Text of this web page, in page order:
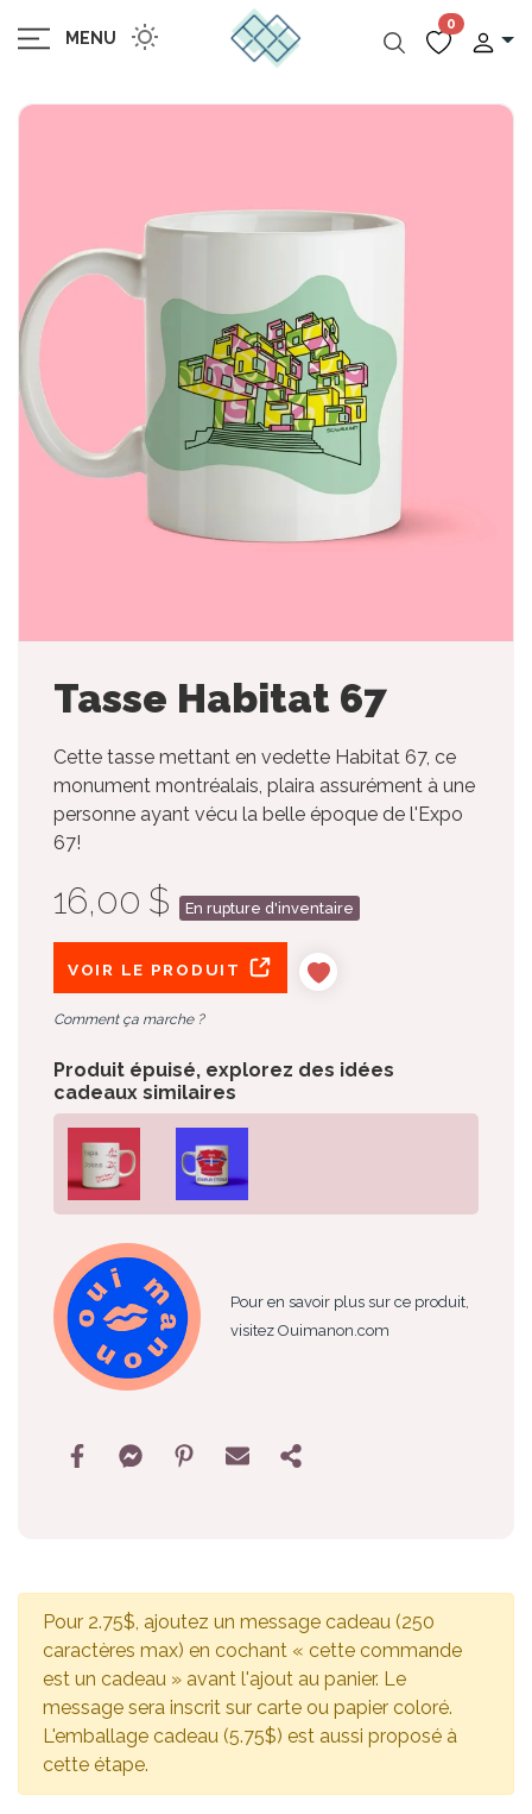
MENU
0
Tasse Habitat 67
Cette tasse mettant en vedette Habitat 67, ce
monument montréalais, plaira assurément à une
personne ayant vécu la belle époque de l'Expo
67!
16,00 $ En rupture d'inventaire
VOIR LE PRODUIT
Comment ça marche ?
Produit épuisé, explorez des idées
cadeaux similaires
Pour en savoir plus sur ce produit,
visitez Ouimanon.com
Pour 2.75$, ajoutez un message cadeau (250
caractères max) en cochant « cette commande
est un cadeau » avant l'ajout au panier. Le
message sera inscrit sur carte ou papier coloré.
L'emballage cadeau (5.75$) est aussi proposé à
cette étape.